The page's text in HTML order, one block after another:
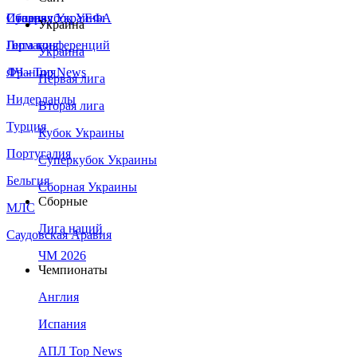
Сборная Украины
Италия
Германия
Франция
Нидерланды
Турция
Португалия
Бельгия
МЛС
Саудовская Аравия
Суперкубок УЕФА
Лига конференций
ЛЧ - Top News
Украина
Украина
Первая лига
Вторая лига
Кубок Украины
Суперкубок Украины
Сборная Украины
Сборные
Лига наций
ЧМ 2026
Чемпионаты
Англия
Испания
АПЛ Top News